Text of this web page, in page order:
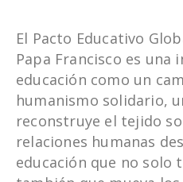
El Pacto Educativo
Papa Francisco es una
educación como un
humanismo solidario,
reconstruye el tejido
relaciones humanas
educación que no solo